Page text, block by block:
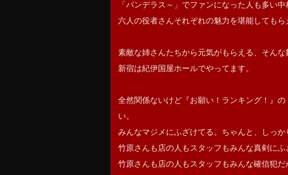
「バンデラス～」でファンになった人も多い中
六人の役者さんそれぞれの魅力を堪能してもら
素敵な姉さんたちから元気がもらえる、そんな
新宿は紀伊国屋ホールでやってます。
全然関係ないけど『お願い！ランキング！』
い。
みんなマジメにふざけてる。ちゃんと、しっか
竹原さんも店の人もスタッフもみんな真剣にふ
竹原さんも店の人もスタッフもみんな確信犯だ